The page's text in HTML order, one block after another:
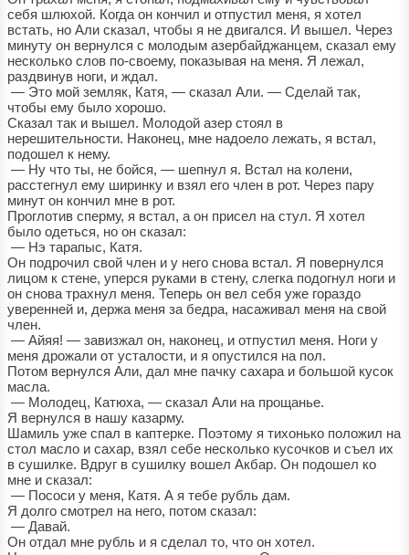
себя шлюхой. Когда он кончил и отпустил меня, я хотел
встать, но Али сказал, чтобы я не двигался. И вышел. Через
минуту он вернулся с молодым азербайджанцем, сказал ему
несколько слов по-своему, показывая на меня. Я лежал,
раздвинув ноги, и ждал.
— Это мой земляк, Катя, — сказал Али. — Сделай так,
чтобы ему было хорошо.
Сказал так и вышел. Молодой азер стоял в
нерешительности. Наконец, мне надоело лежать, я встал,
подошел к нему.
— Ну что ты, не бойся, — шепнул я. Встал на колени,
расстегнул ему ширинку и взял его член в рот. Через пару
минут он кончил мне в рот.
Проглотив сперму, я встал, а он присел на стул. Я хотел
было одеться, но он сказал:
— Нэ тарапыс, Катя.
Он подрочил свой член и у него снова встал. Я повернулся
лицом к стене, уперся руками в стену, слегка подогнул ноги и
он снова трахнул меня. Теперь он вел себя уже гораздо
уверенней и, держа меня за бедра, насаживал меня на свой
член.
— Айяя! — завизжал он, наконец, и отпустил меня. Ноги у
меня дрожали от усталости, и я опустился на пол.
Потом вернулся Али, дал мне пачку сахара и большой кусок
масла.
— Молодец, Катюха, — сказал Али на прощанье.
Я вернулся в нашу казарму.
Шамиль уже спал в каптерке. Поэтому я тихонько положил на
стол масло и сахар, взял себе несколько кусочков и съел их
в сушилке. Вдруг в сушилку вошел Акбар. Он подошел ко
мне и сказал:
— Пососи у меня, Катя. А я тебе рубль дам.
Я долго смотрел на него, потом сказал:
— Давай.
Он отдал мне рубль и я сделал то, что он хотел.